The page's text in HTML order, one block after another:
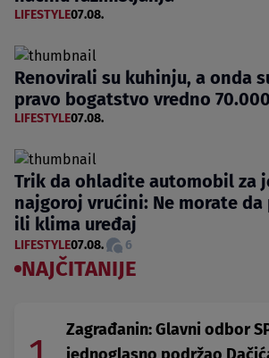
LIFESTYLE07.08.
Renovirali su kuhinju, a onda
pravo bogatstvo vredno
LIFESTYLE07.08.
Trik da ohladite automobil za
najgoroj vrućini: Ne morate
ili klima uređaj
LIFESTYLE07.08. 6
NAJČITANIJE
Zagrađanin: Glavni odbor